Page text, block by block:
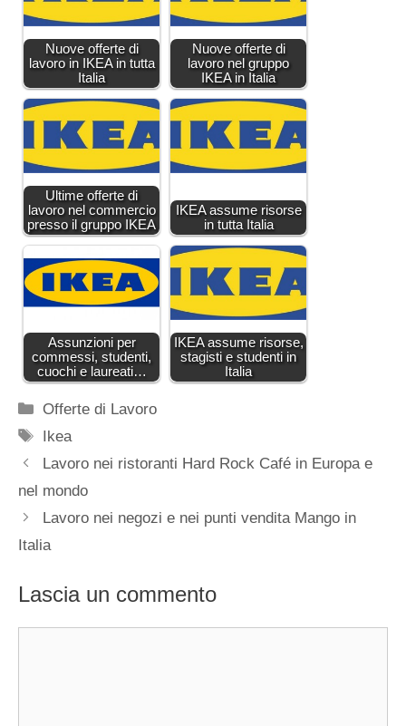
Nuove offerte di
lavoro in IKEA in tutta
Italia
Nuove offerte di
lavoro nel gruppo
IKEA in Italia
Ultime offerte di
lavoro nel commercio
presso il gruppo IKEA
IKEA assume risorse
in tutta Italia
Assunzioni per
commessi, studenti,
cuochi e laureati…
IKEA assume risorse,
stagisti e studenti in
Italia
Categorie
Offerte di Lavoro
Tag
Ikea
Lavoro nei ristoranti Hard Rock Café in Europa e
nel mondo
Lavoro nei negozi e nei punti vendita Mango in
Italia
Lascia un commento